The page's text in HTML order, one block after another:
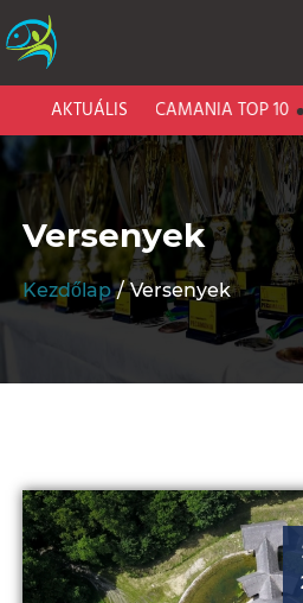
AKTUÁLIS
PECAMANIA TOP 10 kattints az
Versenyek
Kezdőlap Versenyek